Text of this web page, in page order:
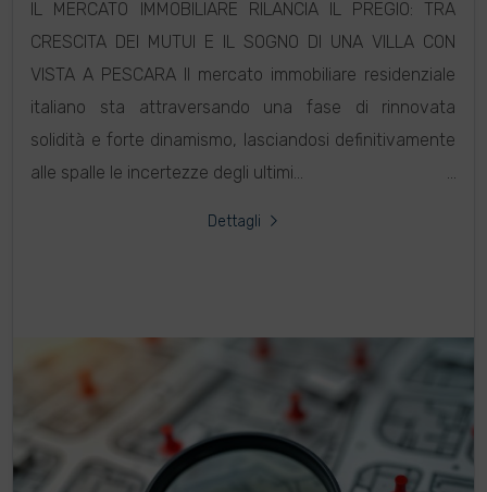
IL MERCATO IMMOBILIARE RILANCIA IL PREGIO: TRA
CRESCITA DEI MUTUI E IL SOGNO DI UNA VILLA CON
VISTA A PESCARA Il mercato immobiliare residenziale
italiano sta attraversando una fase di rinnovata
solidità e forte dinamismo, lasciandosi definitivamente
alle spalle le incertezze degli ultimi...
Dettagli